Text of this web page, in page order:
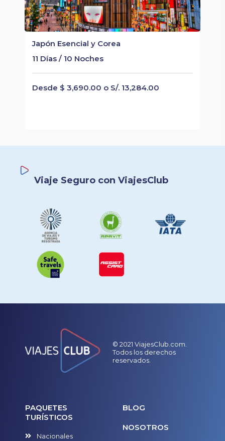
Japón Esencial y Corea
11 Días / 10 Noches
Desde $ 3,690.00 o S/. 13,284.00
Viaje Seguro con ViajesClub
© 2021 ViajesClub.com.
Todos los derechos
reservados.
PAQUETES
TURÍSTICOS
Nacionales
BLOG
NOSOTROS